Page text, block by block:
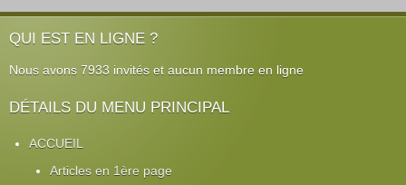
QUI EST EN LIGNE ?
Nous avons 7933 invités et aucun membre en ligne
DÉTAILS DU MENU PRINCIPAL
ACCUEIL
Articles en 1ère page